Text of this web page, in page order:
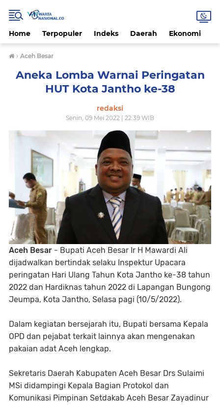
Home Terpopuler Indeks Daerah Ekonomi
› Aceh Besar
Aneka Lomba Warnai Peringatan
HUT Kota Jantho ke-38
redaksi
Senin, 09 Mei 2022 | 22.39 WIB
Aceh Besar - Bupati Aceh Besar Ir H Mawardi Ali
dijadwalkan bertindak selaku Inspektur Upacara
peringatan Hari Ulang Tahun Kota Jantho ke-38 tahun
2022 dan Hardiknas tahun 2022 di Lapangan Bungong
Jeumpa, Kota Jantho, Selasa pagi (10/5/2022).
Dalam kegiatan bersejarah itu, Bupati bersama Kepala
OPD dan pejabat terkait lainnya akan mengenakan
pakaian adat Aceh lengkap.
Sekretaris Daerah Kabupaten Aceh Besar Drs Sulaimi
MSi didampingi Kepala Bagian Protokol dan
Komunikasi Pimpinan Setdakab Aceh Besar Zayadinur